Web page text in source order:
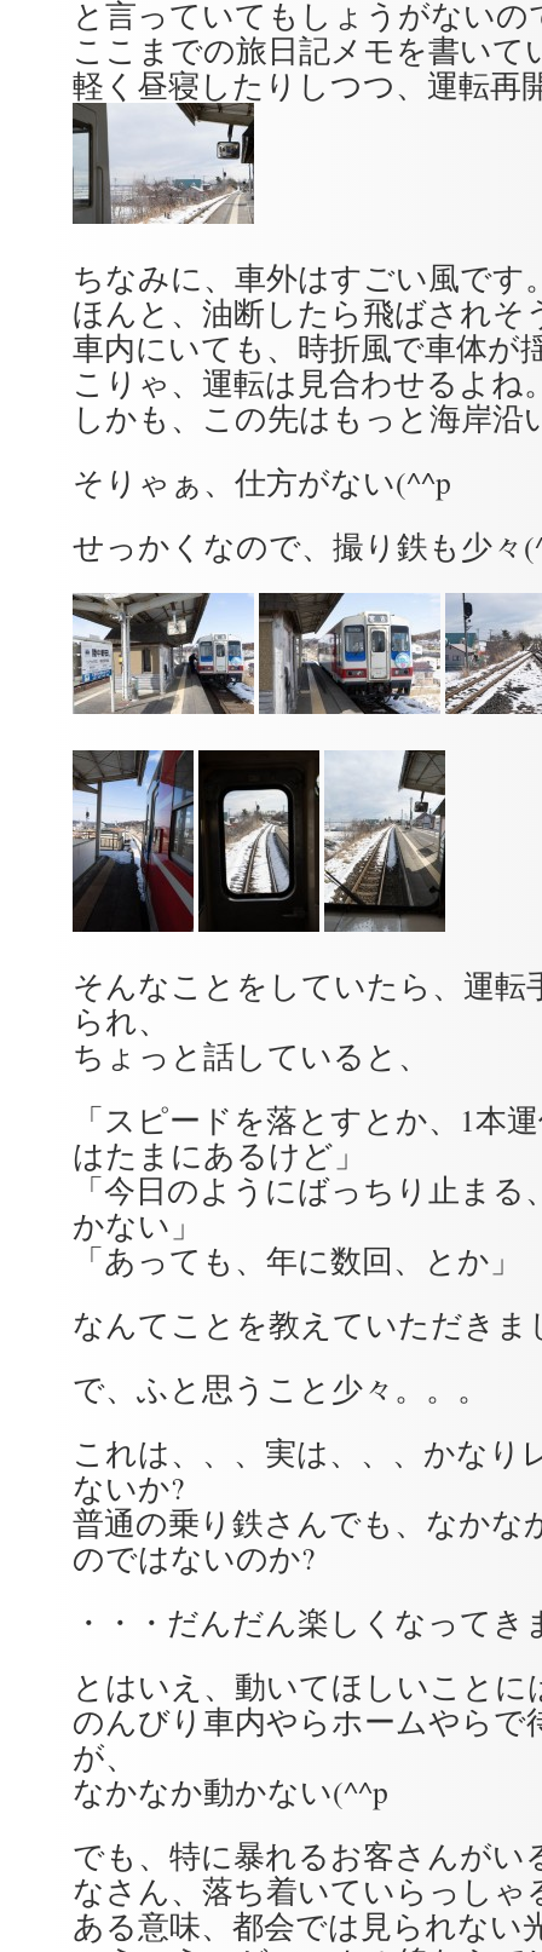
と言っていてもしょうがないの
ここまでの旅日記メモを書いて
軽く昼寝したりしつつ、運転再
ちなみに、車外はすごい風です
ほんと、油断したら飛ばされそ
車内にいても、時折風で車体が
こりゃ、運転は見合わせるよね
しかも、この先はもっと海岸沿
そりゃぁ、仕方がない(^^p
せっかくなので、撮り鉄も少々
そんなことをしていたら、運転
られ、
ちょっと話していると、
「スピードを落とすとか、1本
はたまにあるけど」
「今日のようにばっちり止ま
かない」
「あっても、年に数回、とか」
なんてことを教えていただきま
で、ふと思うこと少々。。。
これは、、、実は、、、かなり
ないか?
普通の乗り鉄さんでも、なかな
のではないのか?
・・・だんだん楽しくなってき
とはいえ、動いてほしいこと
のんびり車内やらホームやらで
が、
なかなか動かない(^^p
でも、特に暴れるお客さんがい
なさん、落ち着いていらっしゃ
ある意味、都会では見られない